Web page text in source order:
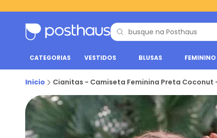
CATEGORIAS VESTIDOS BLUSAS FEMININO
Inicio Cianitas - Camiseta Feminina Preta Coconut